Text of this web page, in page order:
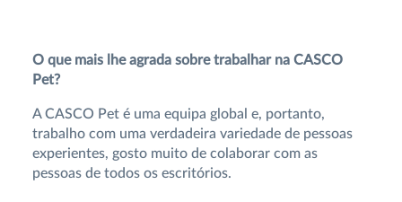
O que mais lhe agrada sobre trabalhar na CASCO
Pet?
A CASCO Pet é uma equipa global e, portanto,
trabalho com uma verdadeira variedade de pessoas
experientes, gosto muito de colaborar com as
pessoas de todos os escritórios.